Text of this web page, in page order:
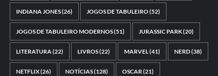
INDIANA JONES(26) JOGOS DE TABULEIRO(52)
JOGOS DE TABULEIRO MODERNOS(51) JURASSIC PARK(20)
LITERATURA(22) LIVROS(22) MARVEL(41) NERD(38)
NETFLIX(26) NOTÍCIAS(128) OSCAR(21)